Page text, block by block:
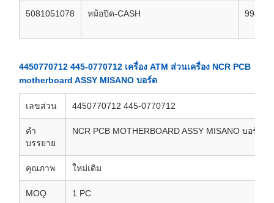
5081051078 หม้อปิด-CASH
4450770712 445-0770712 เครื่อง ATM ส่วนเครื่อง NCR PCB
motherboard ASSY MISANO บอร์ด
เลขส่วน 4450770712 445-0770712
คํา
บรรยาย
NCR PCB MOTHERBOARD ASSY MISANO บอร์ด
คุณภาพ ใหม่เดิม
MOQ 1 PC